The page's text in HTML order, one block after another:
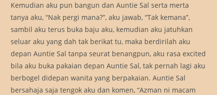
Kemudian aku pun bangun dan Auntie Sal serta merta
tanya aku, “Nak pergi mana?”, aku jawab, “Tak kemana”,
sambil aku terus buka baju aku, kemudian aku jatuhkan
seluar aku yang dah tak berikat tu, maka berdirilah aku
depan Auntie Sal tanpa seurat benangpun, aku rasa excited
bila aku buka pakaian depan Auntie Sal, tak pernah lagi aku
berbogel didepan wanita yang berpakaian. Auntie Sal
bersahaja saja tengok aku dan komen, “Azman ni macam